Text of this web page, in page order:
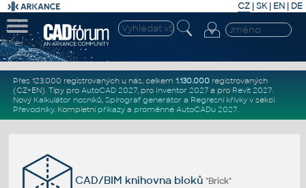
CZ | SK| EN | DE
Přes 123.000 registrovaných u nás, celkem 1.130.000registrovaných
(CZ+EN). Tipy pro AutoCAD 2027, pro Inventor 2027a pro Revit 2027.
Nový Kalkulátor nosníků, Spirograf generátor a Regresní křivkyv sekci
Převodníky. Kompletní příkazya proměnné AutoCADu 2027.
CAD/BIM knihovna bloků"Brick"